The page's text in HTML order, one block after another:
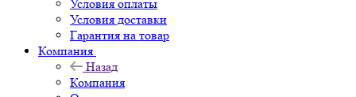
Условия оплаты
Условия доставки
Гарантия на товар
Компания
Назад
Компания